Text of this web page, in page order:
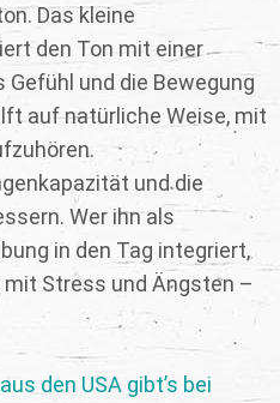
Das kleine
den Ton mit einer
und die Bewegung
auf natürliche Weise, mit
und die
Wer ihn als
in den Tag integriert,
mit Stress und Ängsten –
den USA gibt’s bei